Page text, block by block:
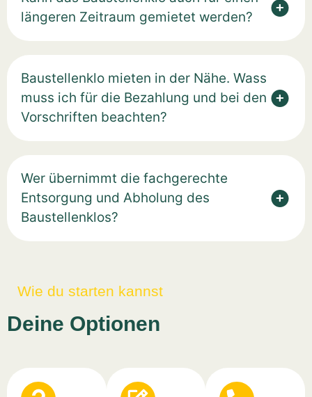
längeren Zeitraum gemietet werden?
Baustellenklo mieten in der Nähe. Wass
muss ich für die Bezahlung und bei den
Vorschriften beachten?
Wer übernimmt die fachgerechte
Entsorgung und Abholung des
Baustellenklos?
Wie du starten kannst
Deine Optionen